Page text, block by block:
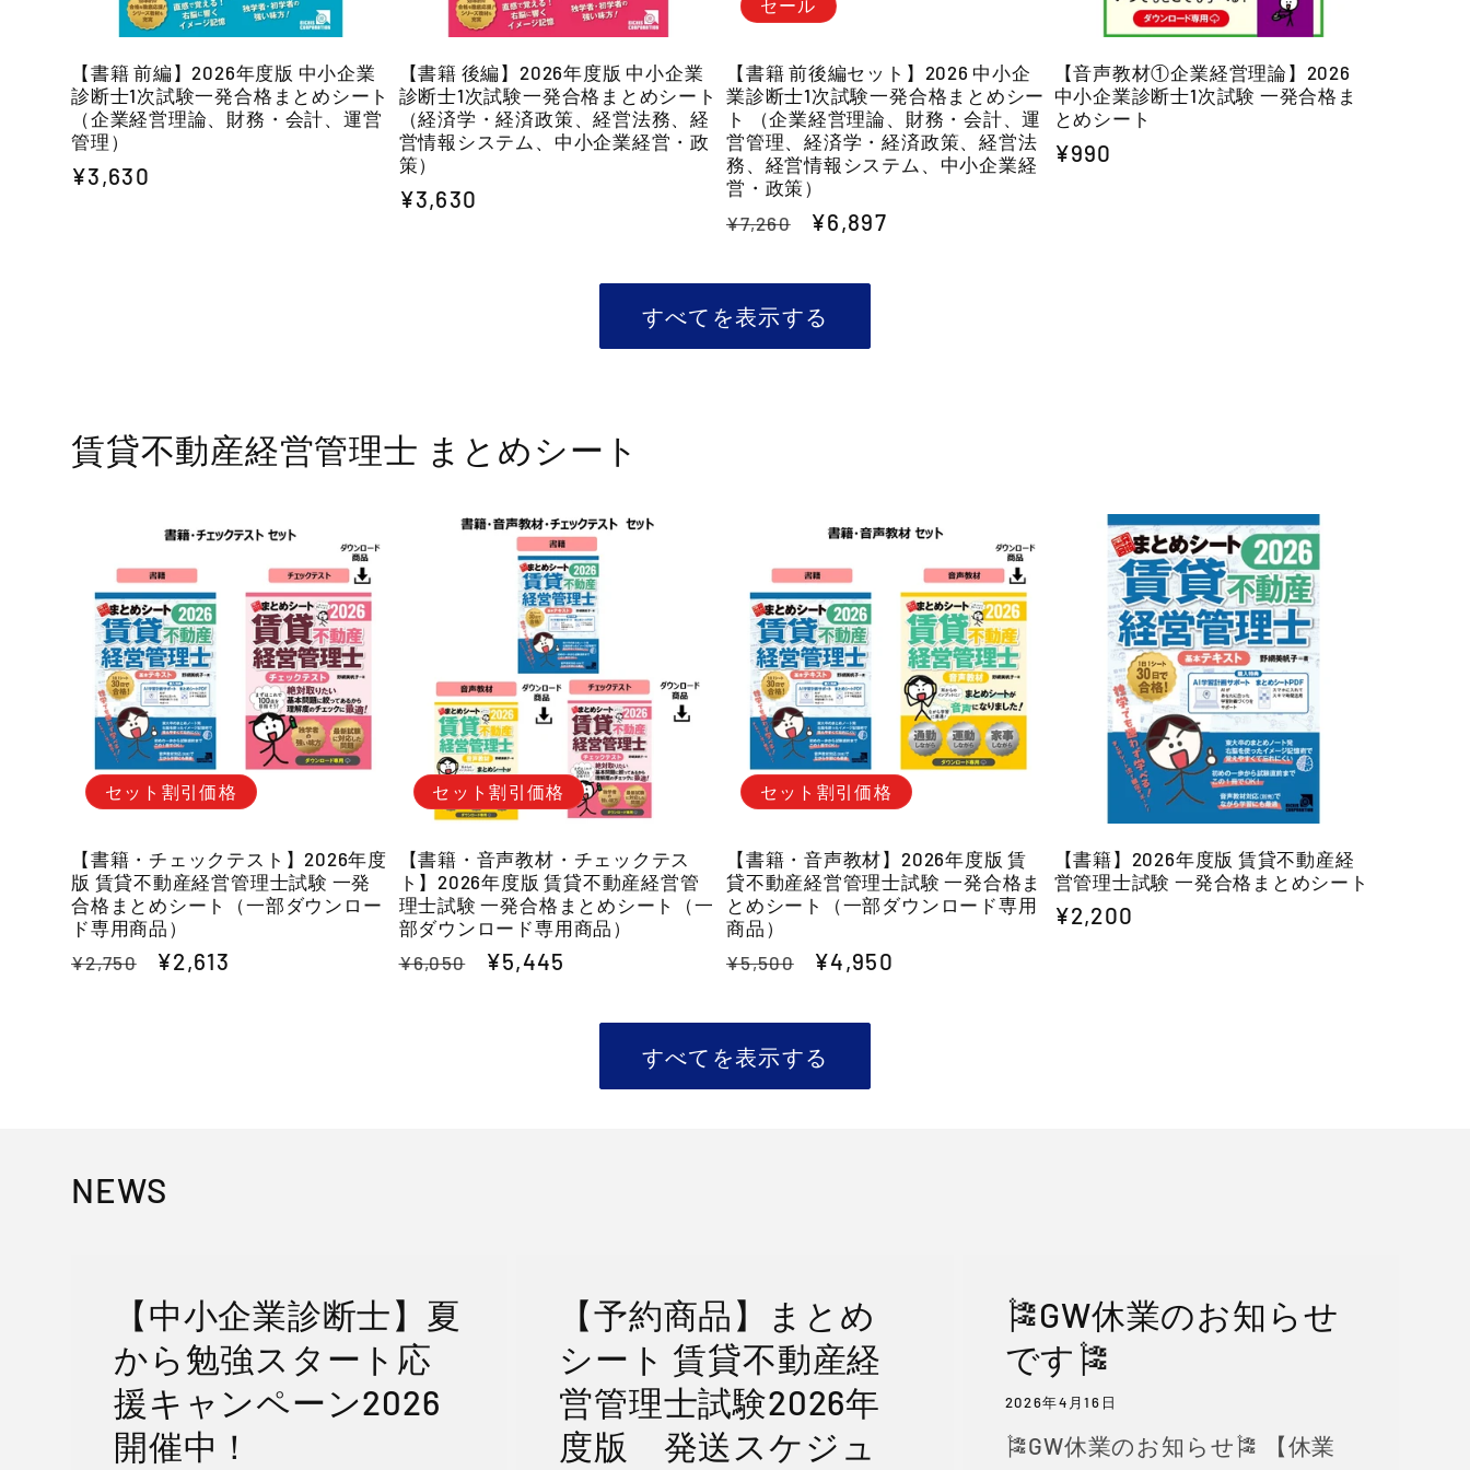
【書籍 前編】2026年度版 中小企業
診断士1次試験一発合格まとめシート
（企業経営理論、財務・会計、運営
管理）
通
¥3,630
【書籍 後編】2026年度版 中小企業
診断士1次試験一発合格まとめシート
（経済学・経済政策、経営法務、経
営情報システム、中小企業経営・政
策）
通
¥3,630
セール
【書籍 前後編セット】2026 中小企
業診断士1次試験一発合格まとめシー
ト （企業経営理論、財務・会計、運
営管理、経済学・経済政策、経営法
務、経営情報システム、中小企業経
営・政策）
通
価
格
¥7,260
セ
ル
価
¥6,897
【音声教材①企業経営理論】2026
中小企業診断士1次試験 一発合格ま
とめシート
通
¥990
すべてを表示する
賃貸不動産経営管理士 まとめシート
セット割引価格
【書籍・チェックテスト】2026年度
版 賃貸不動産経営管理士試験 一発
合格まとめシート（一部ダウンロー
ド専用商品）
通
¥2,750
セ
¥2,613
セット割引価格
【書籍・音声教材・チェックテス
ト】2026年度版 賃貸不動産経営管
理士試験 一発合格まとめシート（一
部ダウンロード専用商品）
通
¥6,050
セ
¥5,445
セット割引価格
【書籍・音声教材】2026年度版 賃
貸不動産経営管理士試験 一発合格ま
とめシート（一部ダウンロード専用
商品）
通
価
格
¥5,500
セ
ル
価
¥4,950
【書籍】2026年度版 賃貸不動産経
営管理士試験 一発合格まとめシート
通
¥2,200
すべてを表示する
NEWS
【中小企業診断士】夏
から勉強スタート応
援キャンペーン2026
開催中！
【予約商品】まとめ
シート 賃貸不動産経
営管理士試験2026年
度版 発送スケジュ
🎏GW休業のお知らせ
です🎏
2026年4月16日
🎏GW休業のお知らせ🎏 【休業